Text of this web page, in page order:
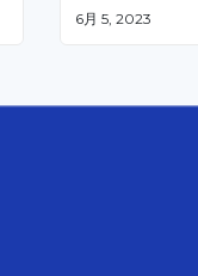
6月 5, 2023